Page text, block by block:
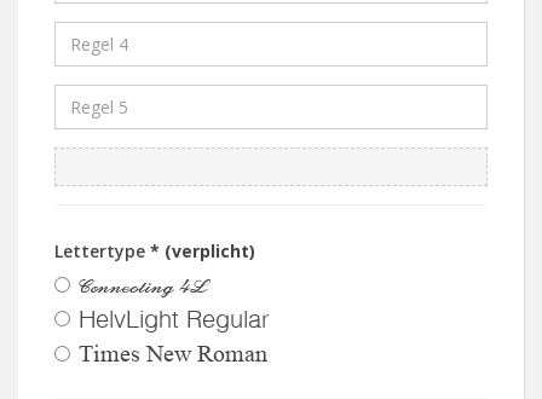
Lettertype * (verplicht)
Connecting 4L
HelvLight Regular
Times New Roman